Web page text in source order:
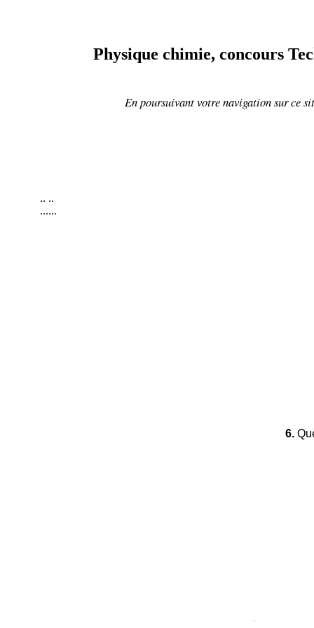
Physique chimie, concours
En poursuivant votre navigation sur ce
.. ..
......
6.